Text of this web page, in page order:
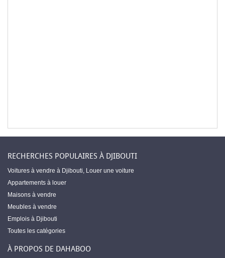
RECHERCHES POPULAIRES À DJIBOUTI
Voitures à vendre à Djibouti, Louer une voiture
Appartements à louer
Maisons à vendre
Meubles à vendre
Emplois à Djibouti
Toutes les catégories
À PROPOS DE DAHABOO